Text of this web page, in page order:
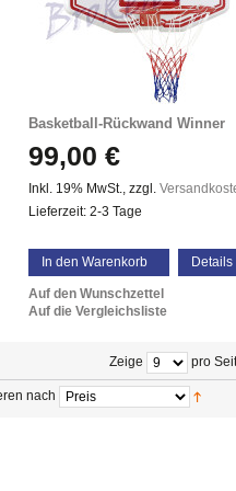
Basketball-Rückwand Winner
99,00 €
Inkl. 19% MwSt., zzgl.
Lieferzeit: 2-3 Tage
In den Warenkorb Details
Auf den Wunschzettel
Auf die Vergleichsliste
Zeige pro
nach